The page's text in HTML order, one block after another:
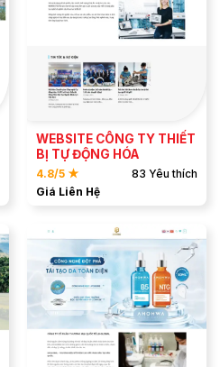
ĐẶT MẪU
XEM DEMO
WEBSITE CÔNG TY THIẾT
BỊ TỰ ĐỘNG HÓA
4.8/5 ★
83 Yêu thích
Giá Liên Hệ
ĐẶT MẪU